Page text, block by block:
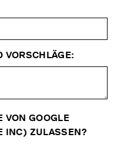
VORSCHLÄGE:
VON GOOGLE
INC) ZULASSEN?